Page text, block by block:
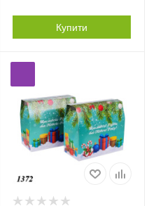
Купити